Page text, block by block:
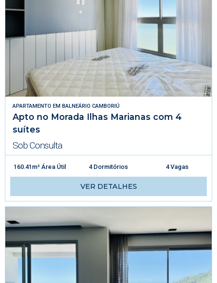
APARTAMENTO EM BALNEÁRIO CAMBORIÚ
Apto no Morada Ilhas Marianas com 4
suítes
Sob Consulta
160.41m² Área Útil 4 Dormitórios 4 Vagas
VER DETALHES